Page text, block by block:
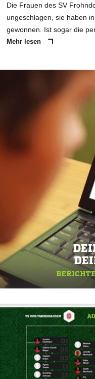
Die Frauen des SV
ungeschlagen, sie haben
gewonnen. Ist sogar die
Mehr lesen